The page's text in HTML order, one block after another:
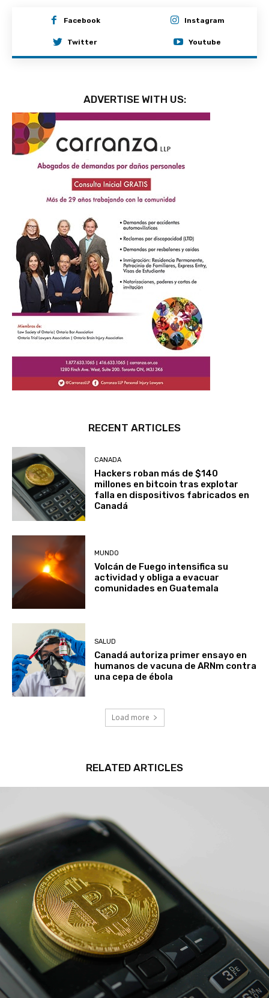
Facebook Instagram
Twitter Youtube
ADVERTISE WITH US:
RECENT ARTICLES
CANADA
Hackers roban más de $140
millones en bitcoin tras explotar
falla en dispositivos fabricados en
Canadá
MUNDO
Volcán de Fuego intensifica su
actividad y obliga a evacuar
comunidades en Guatemala
SALUD
Canadá autoriza primer ensayo en
humanos de vacuna de ARNm contra
una cepa de ébola
Load more
RELATED ARTICLES